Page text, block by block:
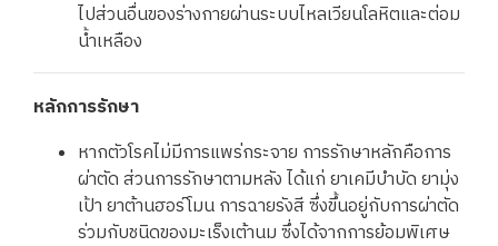
ไปส่วนอื่นของร่างกายผ่านระบบไหลเวียนโลหิตและต่อม
น้ำเหลือง
หลักการรักษา
หากตัวโรคไม่มีการแพร่กระจาย การรักษาหลักคือการ
ผ่าตัด ส่วนการรักษาตามหลัง ได้แก่ ยาเคมีบำบัด ยามุ่ง
เป้า ยาต้านฮอร์โมน การฉายรังสี ซึ่งขึ้นอยู่กับการผ่าตัด
ร่วมกับชนิดของมะเร็งเต้านม ซึ่งได้จากการย้อมพิเศษ